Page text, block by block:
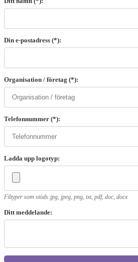
Din e-postadress (*):
Organisation / företag (*):
Telefonnummer (*):
Ladda upp logotyp:
Filtyper som stöds:jpg, jpeg, png, txt, pdf, doc, docx
Ditt meddelande: